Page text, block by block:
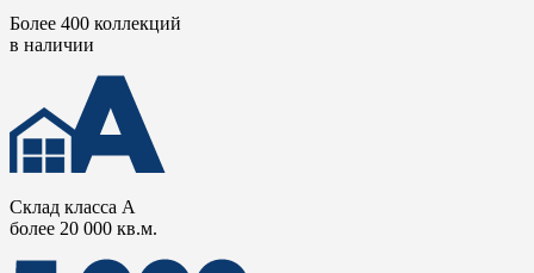
Более 400 коллекций
в наличии
Склад класса А
более 20 000 кв.м.